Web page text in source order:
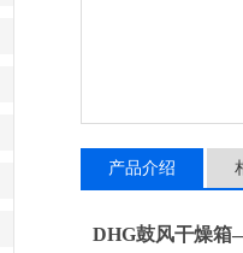
产品介绍
DHG鼓风干燥